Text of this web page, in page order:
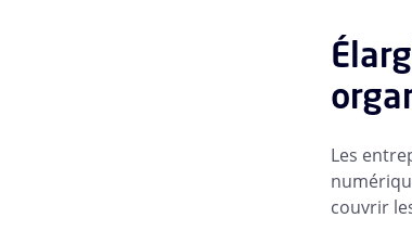
Les
couvrir